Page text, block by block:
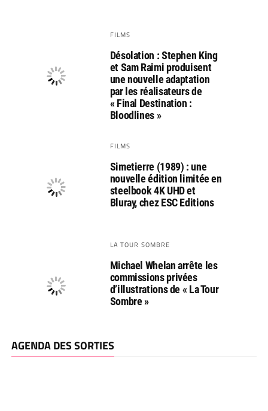
FILMS
Désolation : Stephen King
et Sam Raimi produisent
une nouvelle adaptation
par les réalisateurs de
« Final Destination :
Bloodlines »
FILMS
Simetierre (1989) : une
nouvelle édition limitée en
steelbook 4K UHD et
Bluray, chez ESC Editions
LA TOUR SOMBRE
Michael Whelan arrête les
commissions privées
d’illustrations de « La Tour
Sombre »
AGENDA DES SORTIES